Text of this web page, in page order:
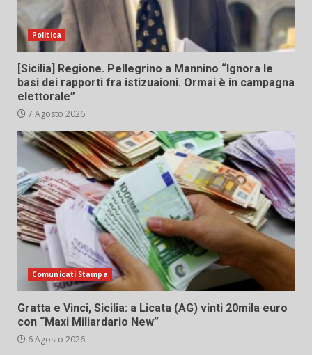
Politica
[Sicilia] Regione. Pellegrino a Mannino “Ignora le
basi dei rapporti fra istizuaioni. Ormai è in campagna
elettorale”
7 Agosto 2026
Comunicati Stampa
Gratta e Vinci, Sicilia: a Licata (AG) vinti 20mila euro
con “Maxi Miliardario New”
6 Agosto 2026